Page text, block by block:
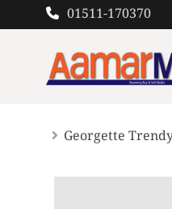
to
01511-170370
Georgette Trendy